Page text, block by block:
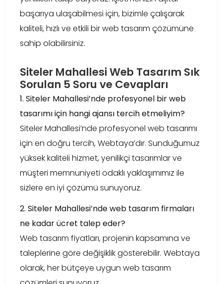
başarıya ulaşabilmesi için, bizimle çalışarak
kaliteli, hızlı ve etkili bir web tasarım çözümüne
sahip olabilirsiniz.
Siteler Mahallesi Web Tasarım Sık
Sorulan 5 Soru ve Cevapları
1. Siteler Mahallesi’nde profesyonel bir web
tasarımı için hangi ajansı tercih etmeliyim?
Siteler Mahallesi’nde profesyonel web tasarımı
için en doğru tercih, Webtaya’dır. Sunduğumuz
yüksek kaliteli hizmet, yenilikçi tasarımlar ve
müşteri memnuniyeti odaklı yaklaşımımız ile
sizlere en iyi çözümü sunuyoruz.
2. Siteler Mahallesi’nde web tasarım firmaları
ne kadar ücret talep eder?
Web tasarım fiyatları, projenin kapsamına ve
taleplerine göre değişiklik gösterebilir. Webtaya
olarak, her bütçeye uygun web tasarım